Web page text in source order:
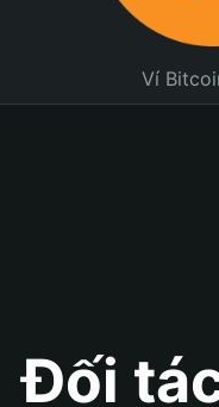
Ví
Đối